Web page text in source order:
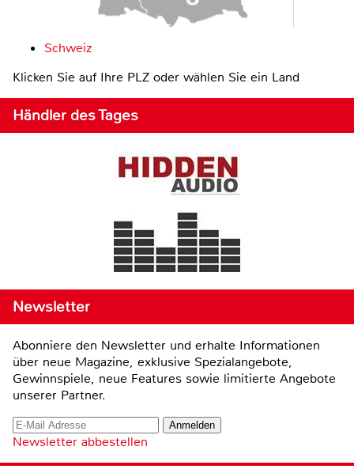
Schweiz
Klicken Sie auf Ihre PLZ oder wählen Sie ein Land
Händler des Tages
Newsletter
Abonniere den Newsletter und erhalte Informationen
über neue Magazine, exklusive Spezialangebote,
Gewinnspiele, neue Features sowie limitierte Angebote
unserer Partner.
Newsletter abbestellen